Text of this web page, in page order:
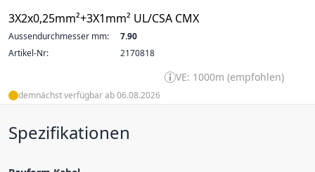
3X2x0,25mm²+3X1mm² UL/CSA CMX
Aussendurchmesser mm:
7.90
Artikel-Nr:
2170818
VE: 1000m (empfohlen)
demnächst verfügbar ab 06.08.2026
Spezifikationen